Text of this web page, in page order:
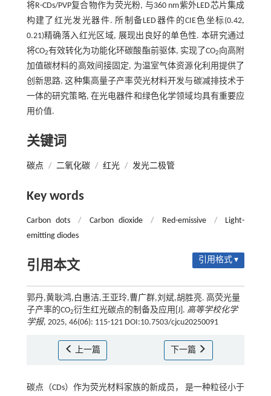
将R-CDs/PVP复合物作为荧光粉, 与360 nm紫外LED芯片集成
构建了红光发光器件. 所制备LED器件的CIE色坐标(0.42,
0.21)精确落入红光区域, 展现出良好的单色性. 本研究通过
将CO2有效转化为功能化环碳酸酯前驱体, 实现了CO2向高附
加值碳材料的高效间接固定, 为温室气体资源化利用提供了
创新思路. 这种集高量子产率荧光材料开发与碳减排技术于
一体的研究策略, 在光电器件和绿色化学领域均具有重要应
用价值.
关键词
碳点 / 二氧化碳 / 红光 / 发光二极管
Key words
Carbon dots / Carbon dioxide / Red-emissive /
Light-
emitting diodes
引用本文 引用格式 ▾
郭丹,黄耿鸿,白惠洁,王亚玲,曹广群,刘斌,胡胜亮. 高荧光量
子产率的CO2衍生红光碳点的制备及应用[J]. 高等学校化学
学报, 2025, 46(06): 115-121 DOI:10.7503/cjcu20250091
上一篇 下一篇
碳点（CDs）作为荧光材料家族的新成员， 是一种粒径小于